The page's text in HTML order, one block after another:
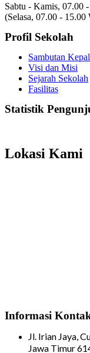
Sabtu - Kamis, 07.00
(Selasa, 07.00 -
Profil Sekolah
Sambutan
Visi dan Misi
Sejarah Sekolah
Fasilitas
Statistik
Lokasi Kami
Informasi
Jl. Irian Jaya,
Jawa Timur